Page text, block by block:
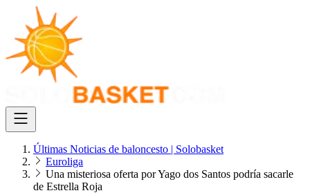
Últimas Noticias de baloncesto | Solobasket
Euroliga
Una misteriosa oferta por Yago dos Santos podría sacarle
de Estrella Roja